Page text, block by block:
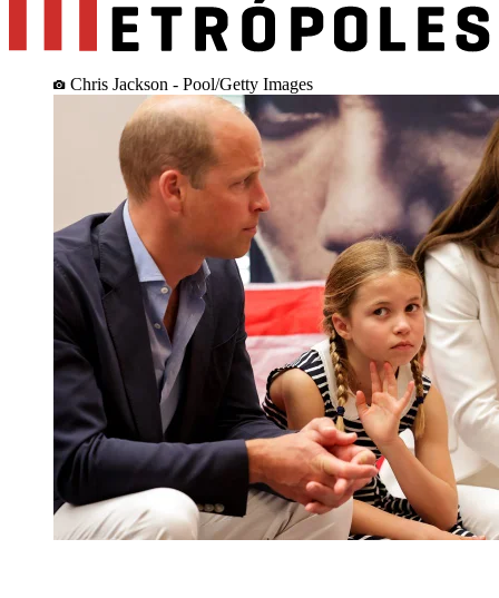
Chris Jackson - Pool/Getty Images